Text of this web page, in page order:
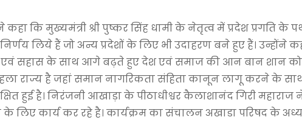
कि मुख्यमंत्री श्री पुष्कर सिंह धामी के नेतृत्व में प्रदेश प्रगति के
लिये हैं जो अन्य प्रदेशों के लिए भी उदाहरण बने हुए हैं। उन्होंने
एवं सहास के साथ आगे बढ़ते हुए देश एवं समाज की आन बान शान
राज्य है जहां समान नागरिकता संहिता कानून लागू करने के
हुई है। निरंजनी आखाड़ा के पीठाधीश्वर कैलाशानंद गिरी महाराज
कार्य कर रहे है। कार्यक्रम का संचालन अखाडा परिषद के